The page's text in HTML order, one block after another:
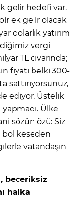
gelir hedefi var.
ek gelir olacak
dolarlık yatırım
vergi
TL civarında;
fiyatı belki 300-
sattırıyorsunuz,
ediyor. Üstelik
yapmadı. Ülke
sözün özü: Siz
bol keseden
vatandaşın
beceriksiz
halka